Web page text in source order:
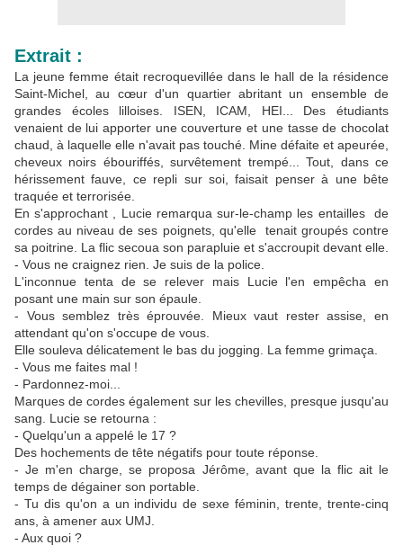
Extrait :
La jeune femme était recroquevillée dans le hall de la résidence
Saint-Michel, au cœur d'un quartier abritant un ensemble de
grandes écoles lilloises. ISEN, ICAM, HEI... Des étudiants
venaient de lui apporter une couverture et une tasse de chocolat
chaud, à laquelle elle n'avait pas touché. Mine défaite et apeurée,
cheveux noirs ébouriffés, survêtement trempé... Tout, dans ce
hérissement fauve, ce repli sur soi, faisait penser à une bête
traquée et terrorisée.
En s'approchant , Lucie remarqua sur-le-champ les entailles de
cordes au niveau de ses poignets, qu'elle tenait groupés contre
sa poitrine. La flic secoua son parapluie et s'accroupit devant elle.
- Vous ne craignez rien. Je suis de la police.
L'inconnue tenta de se relever mais Lucie l'en empêcha en
posant une main sur son épaule.
- Vous semblez très éprouvée. Mieux vaut rester assise, en
attendant qu'on s'occupe de vous.
Elle souleva délicatement le bas du jogging. La femme grimaça.
- Vous me faites mal !
- Pardonnez-moi...
Marques de cordes également sur les chevilles, presque jusqu'au
sang. Lucie se retourna :
- Quelqu'un a appelé le 17 ?
Des hochements de tête négatifs pour toute réponse.
- Je m'en charge, se proposa Jérôme, avant que la flic ait le
temps de dégainer son portable.
- Tu dis qu'on a un individu de sexe féminin, trente, trente-cinq
ans, à amener aux UMJ.
- Aux quoi ?